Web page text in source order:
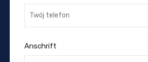
Anschrift